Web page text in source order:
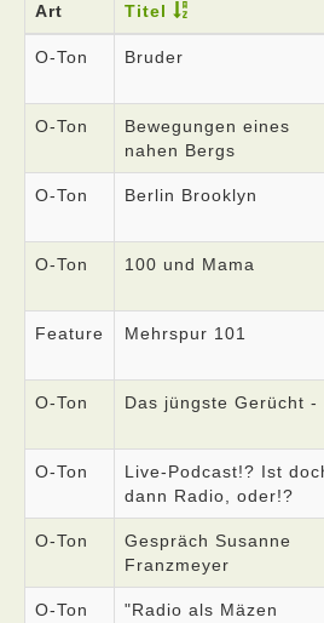
Art
Titel
O-Ton Bruder
O-Ton
Bewegungen eines
nahen Bergs
O-Ton Berlin Brooklyn
O-Ton 100 und Mama
Feature Mehrspur 101
O-Ton Das jüngste Gerücht -
O-Ton
Live-Podcast!? Ist
dann Radio, oder!?
O-Ton
Gespräch Susanne
Franzmeyer
O-Ton
"Radio als Mäzen